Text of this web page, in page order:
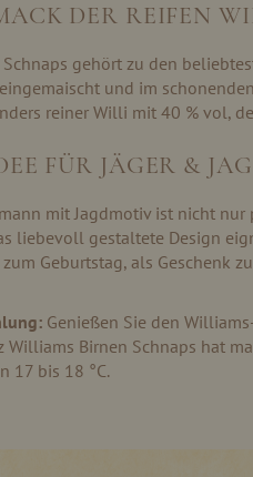
DER REIFEN
gehört zu den
und im
reiner Willi mit 40 % vol,
FÜR JÄGER &
mit Jagdmotiv ist nicht
liebevoll gestaltete Design
Geburtstag, als Geschenk
Genießen Sie den
Williams Birnen Schnaps hat
17 bis 18 °C.